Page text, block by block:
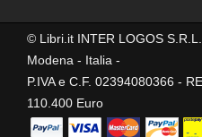
© Libri.it INTER LOGOS
Modena - Italia -
P.IVA e C.F. 02394080366 -
110.400 Euro